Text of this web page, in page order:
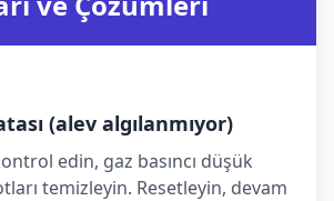
(alev algılanmıyor)
edin, gaz basıncı düşük
temizleyin. Resetleyin, devam